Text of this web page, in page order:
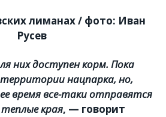
лиманах / фото: Иван
Русев
них доступен корм. Пока
нацпарка, но,
время все-таки отправятся
теплые края, — говорит